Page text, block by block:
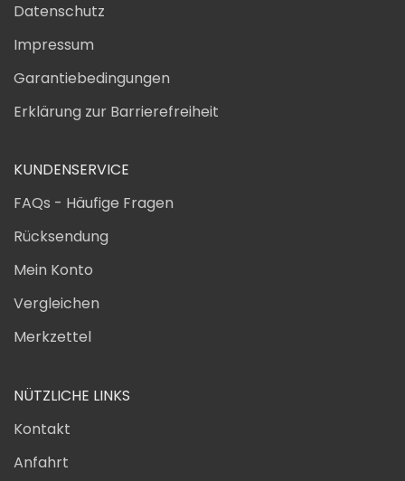
Datenschutz
Impressum
Garantiebedingungen
Erklärung zur Barrierefreiheit
KUNDENSERVICE
FAQs - Häufige Fragen
Rücksendung
Mein Konto
Vergleichen
Merkzettel
NÜTZLICHE LINKS
Kontakt
Anfahrt